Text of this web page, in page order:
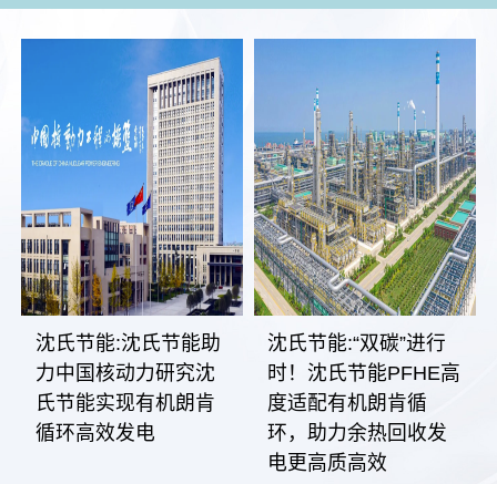
沈氏节能:沈氏节能助
力中国核动力研究沈
氏节能实现有机朗肯
循环高效发电
沈氏节能:“双碳”进行
时！沈氏节能PFHE高
度适配有机朗肯循
环，助力余热回收发
电更高质高效